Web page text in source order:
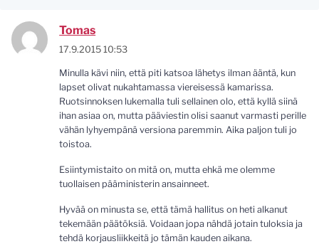
Tomas
17.9.2015 10:53
Minulla kävi niin, että piti katsoa lähetys ilman ääntä, kun
lapset olivat nukahtamassa viereisessä kamarissa.
Ruotsinnoksen lukemalla tuli sellainen olo, että kyllä siinä
ihan asiaa on, mutta pääviestin olisi saanut varmasti perille
vähän lyhyempänä versiona paremmin. Aika paljon tuli jo
toistoa.
Esiintymistaito on mitä on, mutta ehkä me olemme
tuollaisen pääministerin ansainneet.
Hyvää on minusta se, että tämä hallitus on heti alkanut
tekemään päätöksiä. Voidaan jopa nähdä jotain tuloksia ja
tehdä korjausliikkeitä jo tämän kauden aikana.